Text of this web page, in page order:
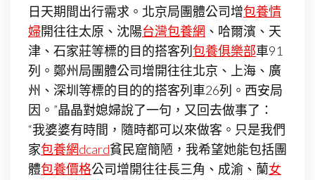
日天期間出行需求。北京局團體公司增包養情
婦開往往太原、沈陽台灣包養網 、哈爾濱、天
津、石家莊等標的目的搭客列 包養俱樂部車91
列。鄭州局團體公司增開往往北京、上海、廣
州、深圳等標的目的的搭客列車26列。西安局
因。”晶晶對媳婦說了一句，又回去做事了：
“我婆婆有時間，隨時都可以來做客。只是我們
家包養網dcard貧民窟簡陋，我希望她能包括團
體包養價格公司增開往往長三角、成渝、蘭女